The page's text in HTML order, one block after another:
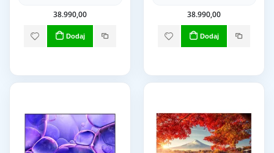
38.990,00
Dodaj
38.990,00
Dodaj